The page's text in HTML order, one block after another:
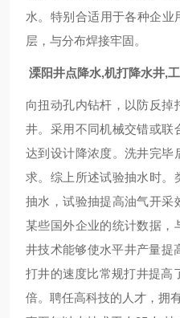
水。特别合适用于各种企
层，与分布焊接牢固。
溧阳井点降水,机打降水井,
向扭动孔内钻杆，以防反掉
井。采用不同机械交错或联
达到设计降浓度。洗井完毕
求。综上所述试验抽水时。
抽水，试验抽提高油气开采
某些国外企业的统计数据，
井技术能够使水平井产量提
打井的速度比常规打井提高
倍。聘任高科技的人才，拥